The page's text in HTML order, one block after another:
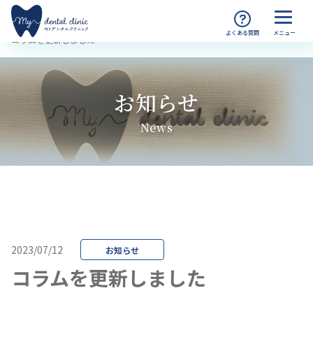
MYデンタルクリニック渋谷 TOP
コラムを更新しました
お知らせ
News
2023/07/12 お知らせ
コラムを更新しました